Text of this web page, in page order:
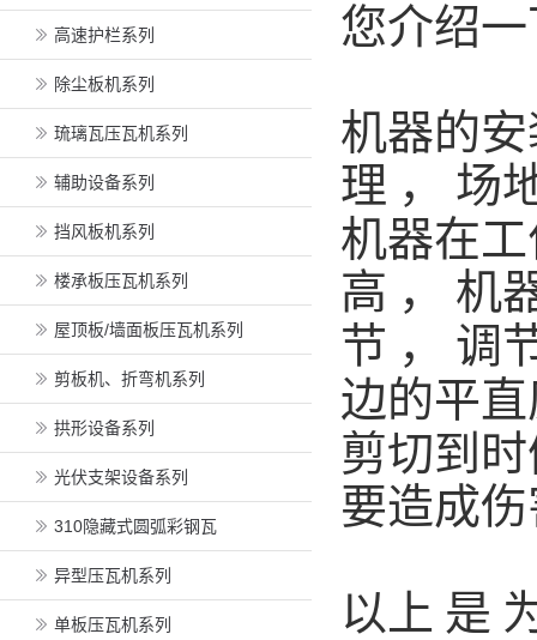
您介绍
机器的
理 ，
场
机器在
高 ，
机
节 ，
调
边的平
剪切到
要造成
以上 是
高速护栏系列
除尘板机系列
琉璃瓦压瓦机系列
辅助设备系列
挡风板机系列
楼承板压瓦机系列
屋顶板/墙面板压瓦机系列
剪板机、折弯机系列
拱形设备系列
光伏支架设备系列
310隐藏式圆弧彩钢瓦
异型压瓦机系列
单板压瓦机系列